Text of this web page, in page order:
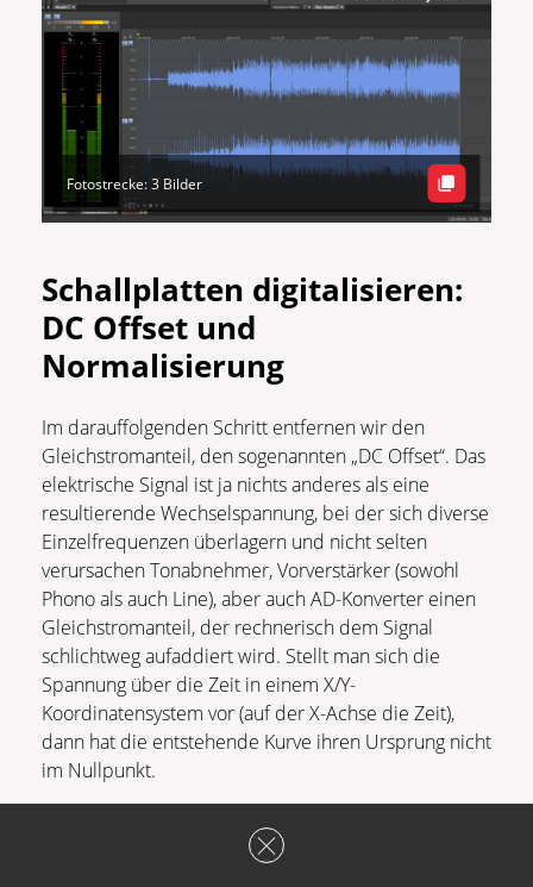
Fotostrecke: 3 Bilder
Schallplatten digitalisieren:
DC Offset und
Normalisierung
Im darauffolgenden Schritt entfernen wir den
Gleichstromanteil, den sogenannten „DC Offset“. Das
elektrische Signal ist ja nichts anderes als eine
resultierende Wechselspannung, bei der sich diverse
Einzelfrequenzen überlagern und nicht selten
verursachen Tonabnehmer, Vorverstärker (sowohl
Phono als auch Line), aber auch AD-Konverter einen
Gleichstromanteil, der rechnerisch dem Signal
schlichtweg aufaddiert wird. Stellt man sich die
Spannung über die Zeit in einem X/Y-
Koordinatensystem vor (auf der X-Achse die Zeit),
dann hat die entstehende Kurve ihren Ursprung nicht
im Nullpunkt.
Dieser liegt dann entweder oberhalb der X-Achse
und ist somit positiv oder eben unterhalb dieser und